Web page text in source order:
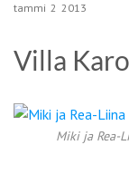
tammi 2 2013
Villa
Miki ja Rea-